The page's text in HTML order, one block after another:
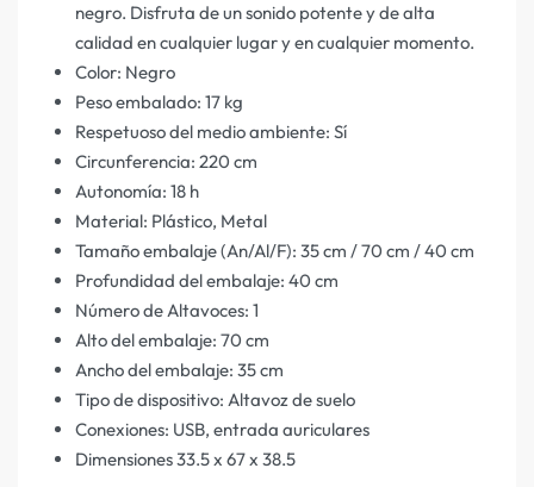
negro. Disfruta de un sonido potente y de alta
calidad en cualquier lugar y en cualquier momento.
Color: Negro
Peso embalado: 17 kg
Respetuoso del medio ambiente: Sí
Circunferencia: 220 cm
Autonomía: 18 h
Material: Plástico, Metal
Tamaño embalaje (An/Al/F): 35 cm / 70 cm / 40 cm
Profundidad del embalaje: 40 cm
Número de Altavoces: 1
Alto del embalaje: 70 cm
Ancho del embalaje: 35 cm
Tipo de dispositivo: Altavoz de suelo
Conexiones: USB, entrada auriculares
Dimensiones 33.5 x 67 x 38.5